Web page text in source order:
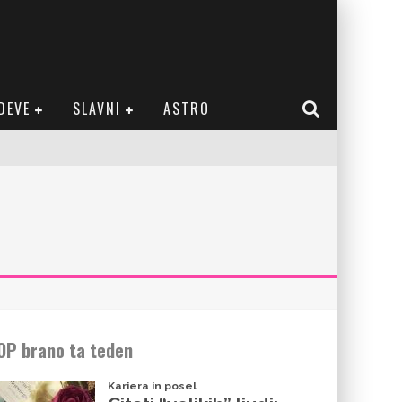
SLAVNI ASTRO
brano ta teden